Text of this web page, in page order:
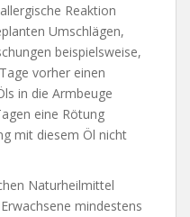
Reaktion
Umschlägen,
beispielsweise,
vorher einen
in die Armbeuge
eine Rötung
mit diesem Öl nicht
Naturheilmittel
mindestens